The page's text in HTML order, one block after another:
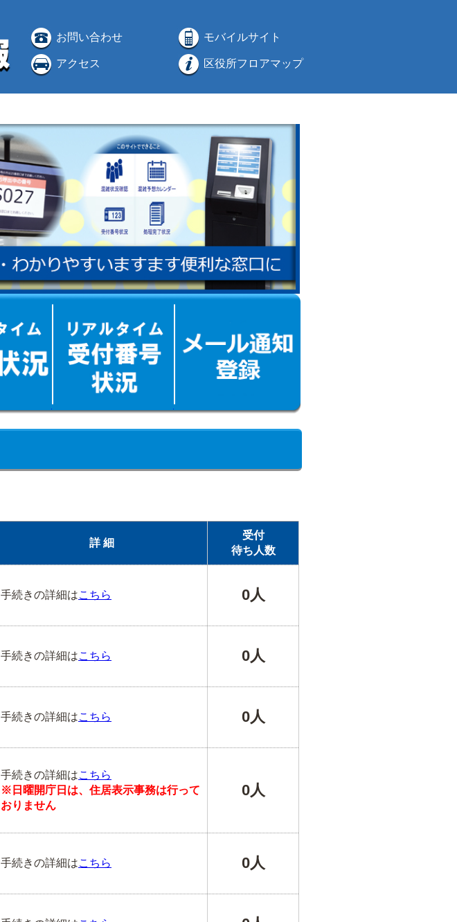
お問い合わせ モバイルサイト
アクセス 区役所フロアマップ
詳 細
受付
待ち人数
手続きの詳細はこちら 0人
手続きの詳細はこちら 0人
手続きの詳細はこちら 0人
手続きの詳細はこちら
※日曜開庁日は、住居表示事務は行って
おりません
0人
手続きの詳細はこちら 0人